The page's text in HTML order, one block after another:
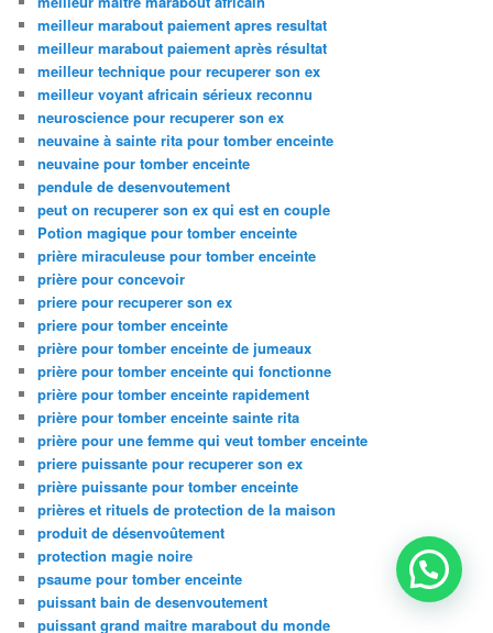
meilleur marabout paiement apres resultat
meilleur marabout paiement après résultat
meilleur technique pour recuperer son ex
meilleur voyant africain sérieux reconnu
neuroscience pour recuperer son ex
neuvaine à sainte rita pour tomber enceinte
neuvaine pour tomber enceinte
pendule de desenvoutement
peut on recuperer son ex qui est en couple
Potion magique pour tomber enceinte
prière miraculeuse pour tomber enceinte
prière pour concevoir
priere pour recuperer son ex
priere pour tomber enceinte
prière pour tomber enceinte de jumeaux
prière pour tomber enceinte qui fonctionne
prière pour tomber enceinte rapidement
prière pour tomber enceinte sainte rita
prière pour une femme qui veut tomber enceinte
priere puissante pour recuperer son ex
prière puissante pour tomber enceinte
prières et rituels de protection de la maison
produit de désenvoûtement
protection magie noire
psaume pour tomber enceinte
puissant bain de desenvoutement
puissant grand maitre marabout du monde